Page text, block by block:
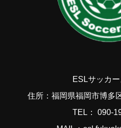
ESLサッカ
住所：福岡県福岡市博多
TEL： 090-